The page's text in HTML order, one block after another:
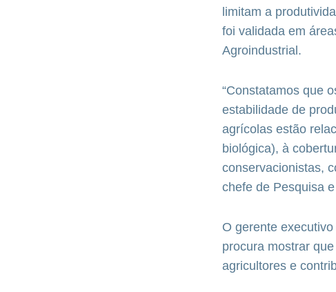
limitam a
foi validada em
Agroindustrial.
“Constatamos que
estabilidade de
agrícolas estão
biológica), à
conservacionistas,
chefe de Pesquisa
O gerente
procura mostrar
agricultores e